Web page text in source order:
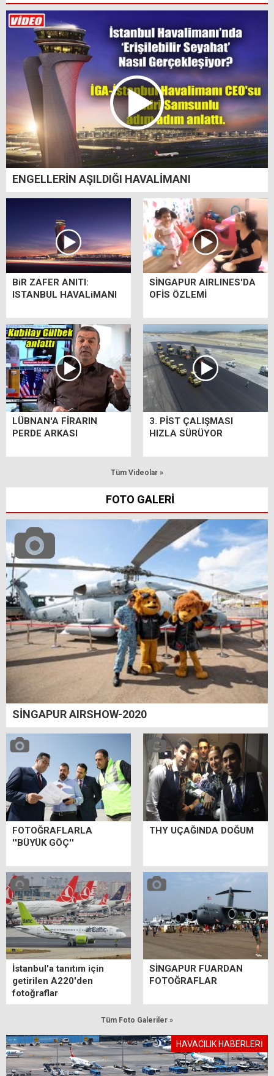
ENGELLERİN AŞILDIĞI HAVALİMANI
BiR ZAFER ANITI:
ISTANBUL HAVALiMANI
SİNGAPUR AIRLINES'DA
OFİS ÖZLEMİ
LÜBNAN'A FİRARIN
PERDE ARKASI
3. PİST ÇALIŞMASI
HIZLA SÜRÜYOR
Tüm Videolar »
FOTO GALERİ
SİNGAPUR AIRSHOW-2020
FOTOĞRAFLARLA
''BÜYÜK GÖÇ''
THY UÇAĞINDA DOĞUM
İstanbul'a tanıtım için
getirilen A220'den
fotoğraflar
SİNGAPUR FUARDAN
FOTOĞRAFLAR
Tüm Foto Galeriler »
HAVACILIK HABERLERİ